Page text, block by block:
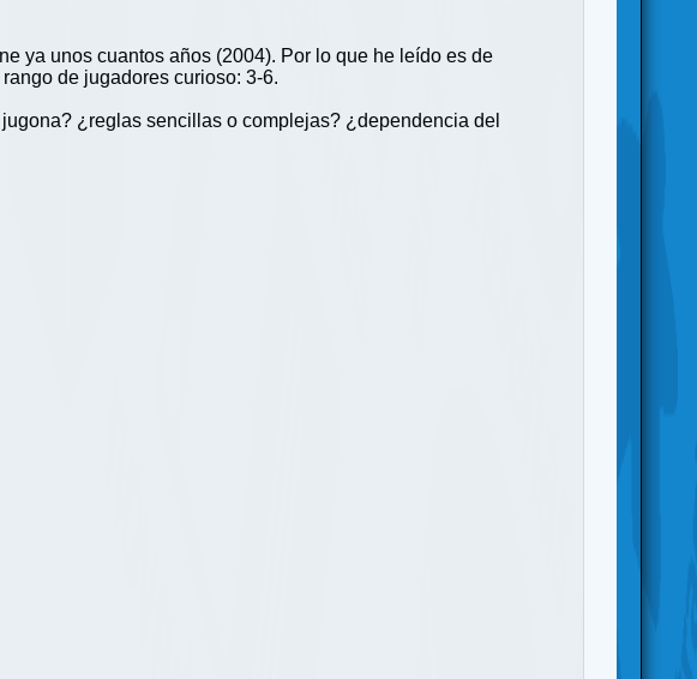
ya unos cuantos años (2004). Por lo que he leído es de
de jugadores curioso: 3-6.
¿reglas sencillas o complejas? ¿dependencia del